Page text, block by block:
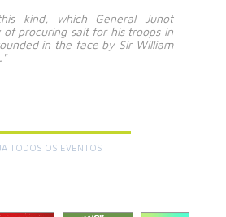
kind, which General Junot
procuring salt for his troops in
in the face by Sir William
TODOS OS EVENTOS